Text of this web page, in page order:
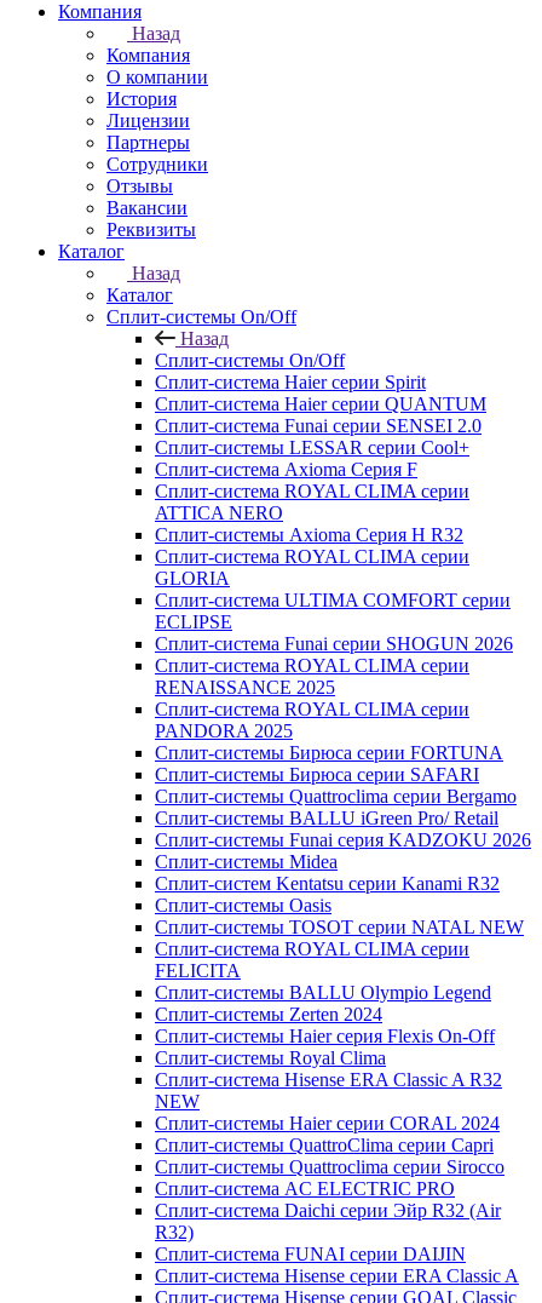
Компания
Назад
Компания
О компании
История
Лицензии
Партнеры
Сотрудники
Отзывы
Вакансии
Реквизиты
Каталог
Назад
Каталог
Сплит-системы On/Off
Назад
Сплит-системы On/Off
Сплит-система Haier серии Spirit
Сплит-система Haier серии QUANTUM
Сплит-система Funai серии SENSEI 2.0
Сплит-системы LESSAR серии Cool+
Сплит-система Axioma Серия F
Сплит-система ROYAL CLIMA серии
ATTICA NERO
Сплит-системы Axioma Серия H R32
Сплит-система ROYAL CLIMA серии
GLORIA
Сплит-система ULTIMA COMFORT серии
ECLIPSE
Сплит-система Funai серии SHOGUN 2026
Сплит-система ROYAL CLIMA серии
RENAISSANCE 2025
Сплит-система ROYAL CLIMA серии
PANDORA 2025
Сплит-системы Бирюса серии FORTUNA
Сплит-системы Бирюса серии SAFARI
Сплит-системы Quattroclima серии Bergamo
Сплит-системы BALLU iGreen Pro/ Retail
Сплит-системы Funai серия KADZOKU 2026
Сплит-системы Midea
Сплит-систем Kentatsu серии Kanami R32
Сплит-системы Oasis
Сплит-системы TOSOT серии NATAL NEW
Сплит-система ROYAL CLIMA серии
FELICITA
Сплит-системы BALLU Olympio Legend
Сплит-системы Zerten 2024
Сплит-системы Haier серия Flexis On-Off
Сплит-системы Royal Clima
Сплит-система Hisense ERA Classic A R32
NEW
Сплит-системы Haier cерии CORAL 2024
Сплит-системы QuattroClima серии Capri
Сплит-системы Quattroclima серии Sirocco
Сплит-система AC ELECTRIC PRO
Сплит-система Daichi серии Эйр R32 (Air
R32)
Сплит-система FUNAI серии DAIJIN
Сплит-система Hisense серии ERA Classic A
Сплит-система Hisense серии GOAL Classic